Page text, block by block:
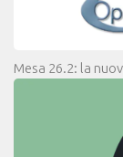
Mesa 26.2: la